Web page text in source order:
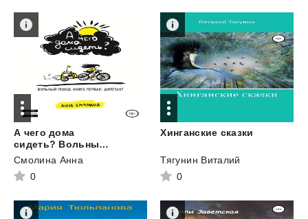
А чего дома
сидеть? Вольный поход. Книга первая. Дилетант
Смолина Анна
0
Хинганские сказки
Тягунин Виталий
0